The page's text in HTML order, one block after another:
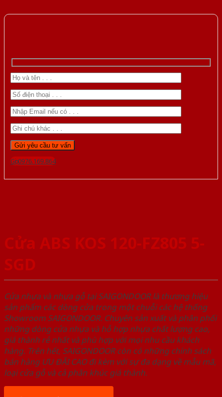
Gọi 0976.169.864
Cửa ABS KOS 120-FZ805 5-
SGD
Cửa nhựa và nhựa gỗ tại SAIGONDOOR là thương hiệu
sản phẩm các dòng cửa trong một chuỗi các hệ thống
Showroom SAIGONDOOR. Chuyên sản xuất và phân phối
những dòng cửa nhựa và hỗ hợp nhựa chất lượng cao,
giá thành rẻ nhất và phù hợp với mọi nhu cầu khách
hàng. Trên hết, SAIGONDOOR còn có những chính sách
bán hàng ƯU ĐÃI CAO đi kèm với sự đa dạng về mẫu mã,
loại cửa gỗ và cả phân khúc giá thành.